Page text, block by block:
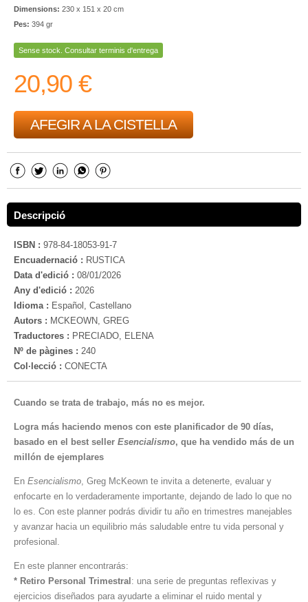
Dimensions: 230 x 151 x 20 cm
Pes: 394 gr
Sense stock. Consultar terminis d'entrega
20,90 €
AFEGIR A LA CISTELLA
Descripció
ISBN : 978-84-18053-91-7
Encuadernació : RUSTICA
Data d'edició : 08/01/2026
Any d'edició : 2026
Idioma : Español, Castellano
Autors : MCKEOWN, GREG
Traductores : PRECIADO, ELENA
Nº de pàgines : 240
Col·lecció : CONECTA
Cuando se trata de trabajo, más no es mejor.
Logra más haciendo menos con este planificador de 90 días,
basado en el best seller Esencialismo, que ha vendido más de un
millón de ejemplares
En Esencialismo , Greg McKeown te invita a detenerte, evaluar y
enfocarte en lo verdaderamente importante, dejando de lado lo que no
lo es. Con este planner podrás dividir tu año en trimestres manejables
y avanzar hacia un equilibrio más saludable entre tu vida personal y
profesional.
En este planner encontrarás:
* Retiro Personal Trimestral: una serie de preguntas reflexivas y
ejercicios diseñados para ayudarte a eliminar el ruido mental y